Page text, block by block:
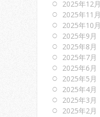
2025年12月
2025年11月
2025年10月
2025年9月
2025年8月
2025年7月
2025年6月
2025年5月
2025年4月
2025年3月
2025年2月